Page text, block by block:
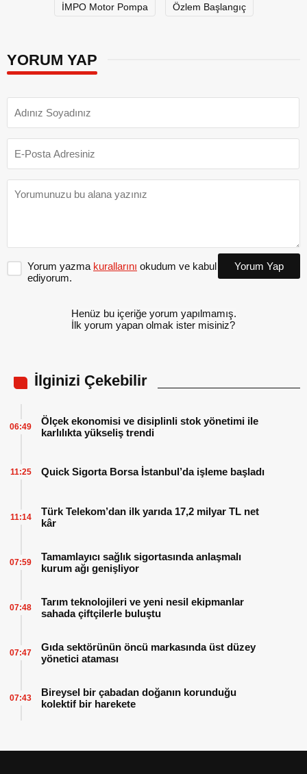
İMPO Motor Pompa Özlem Başlangıç
YORUM YAP
Yorum yazma kurallarını okudum ve kabul
ediyorum.
Yorum Yap
Henüz bu içeriğe yorum yapılmamış.
İlk yorum yapan olmak ister misiniz?
İlginizi Çekebilir
Ölçek ekonomisi ve disiplinli stok yönetimi ile
karlılıkta yükseliş trendi
06:49
Quick Sigorta Borsa İstanbul’da işleme başladı
11:25
Türk Telekom’dan ilk yarıda 17,2 milyar TL net
kâr
11:14
Tamamlayıcı sağlık sigortasında anlaşmalı
kurum ağı genişliyor
07:59
Tarım teknolojileri ve yeni nesil ekipmanlar
sahada çiftçilerle buluştu
07:48
Gıda sektörünün öncü markasında üst düzey
yönetici ataması
07:47
Bireysel bir çabadan doğanın korunduğu
kolektif bir harekete
07:43